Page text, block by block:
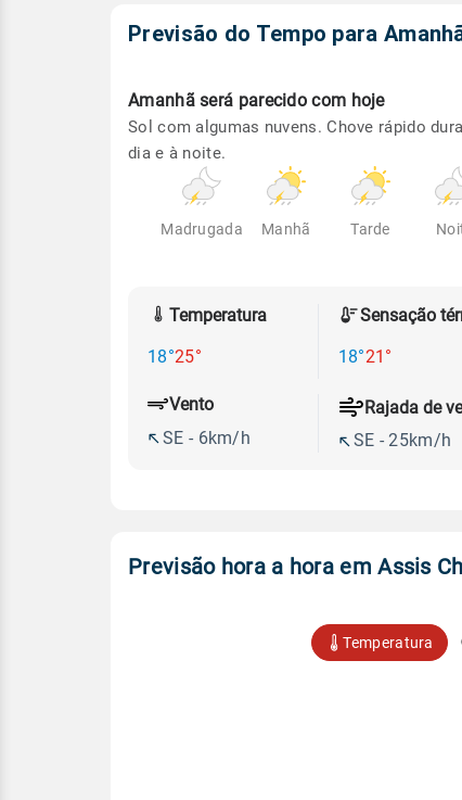
Previsão do Tempo para
Amanhã será parecido com hoje
Sol com algumas nuvens. Chove rápido
dia e à noite.
Madrugada Manhã Tarde
Temperatura
18°25°
18°21°
Vento
SE - 6km/h
Rajada de
SE - 25km/h
Previsão hora a hora em Assis
Temperatura